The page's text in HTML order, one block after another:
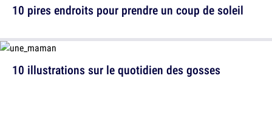
10 pires endroits pour prendre un coup de soleil
10 illustrations sur le quotidien des gosses